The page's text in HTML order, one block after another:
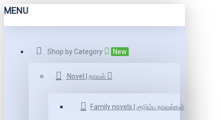
MENU
Shop by Category New
Novel | நாவல்
Family novels | குடும்ப நாவல்கள்